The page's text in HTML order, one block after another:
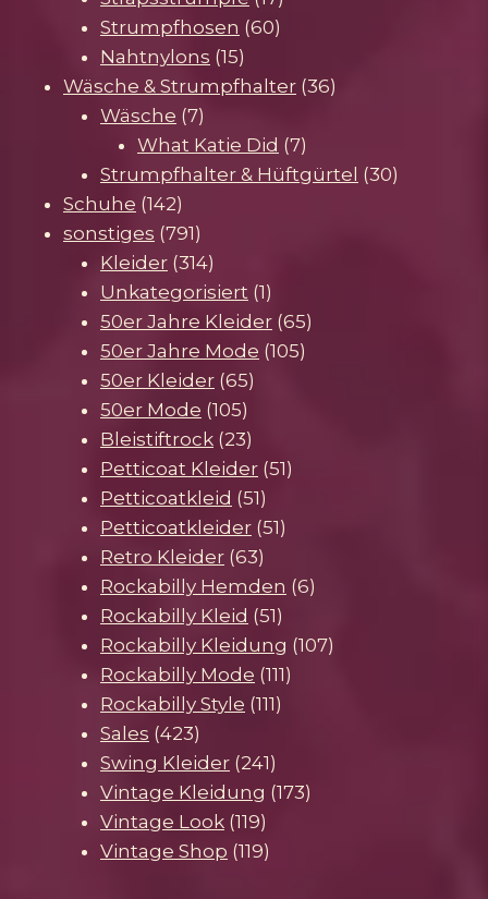
Produkte
Strumpfhosen 6060
Nahtnylons 1515
Produkte
Wäsche & Strumpfhalter 3636
Wäsche 77
Produkte
What Katie Did 77
Produkte
Strumpfhalter & Hüftgürtel 3030
Schuhe 142142
Produkte
sonstiges 791791
Produkte
Kleider 314314
Produkte
Unkategorisiert 11
Produkt
50er Jahre Kleider 6565
50er Jahre Mode 105105
50er Kleider 6565
50er Mode 105105
Produkte
Bleistiftrock 2323
Produkte
Petticoat Kleider 5151
Petticoatkleid 5151
Produkte
Petticoatkleider 5151
Retro Kleider 6363
Produkte
Rockabilly Hemden 66
Rockabilly Kleid 5151
Produkte
Rockabilly Kleidung 107107
Rockabilly Mode 111111
Rockabilly Style 111111
Sales 423423
Produkte
Swing Kleider 241241
Produkte
Vintage Kleidung 173173
Vintage Look 119119
Produkte
Vintage Shop 119119